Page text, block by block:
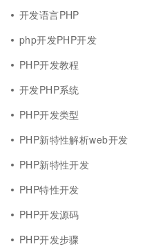
开发语言PHP
php开发PHP开发
PHP开发教程
开发PHP系统
PHP开发类型
PHP新特性解析web开发
PHP新特性开发
PHP特性开发
PHP开发源码
PHP开发步骤